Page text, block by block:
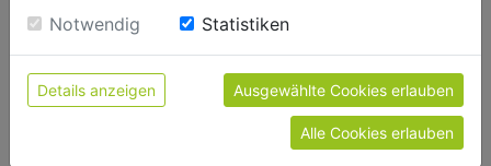
Přepravní rozměry
Šířka balení [mm] 380
Délka balení [mm] 640
460
Einwilligung zu unseren Cookies.
Notwendig Statistiken
Details anzeigen Ausgewählte Cookies erlauben
Alle Cookies erlauben